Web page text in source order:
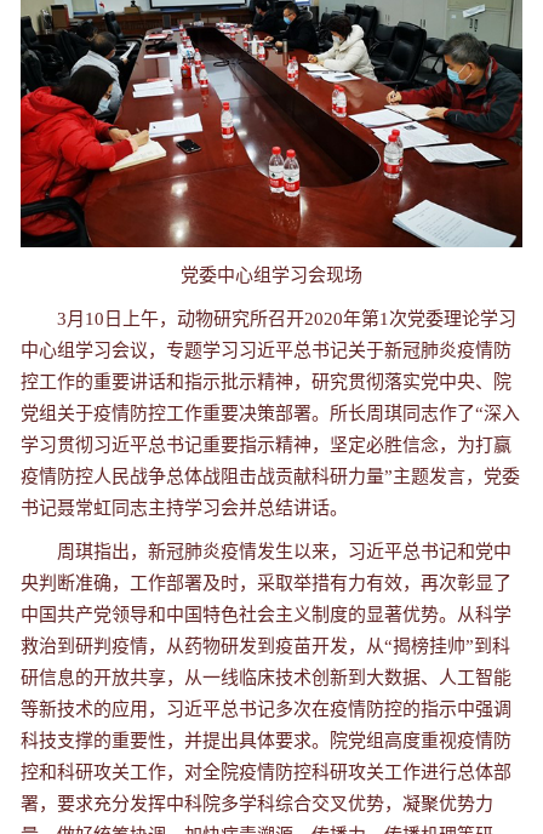
党委中心组学习会现场
3月10日上午，动物研究所召开2020年第1次党委理论学习
中心组学习会议，专题学习习近平总书记关于新冠肺炎疫情防
控工作的重要讲话和指示批示精神，研究贯彻落实党中央、院
党组关于疫情防控工作重要决策部署。所长周琪同志作了“深入
学习贯彻习近平总书记重要指示精神，坚定必胜信念，为打赢
疫情防控人民战争总体战阻击战贡献科研力量”主题发言，党委
书记聂常虹同志主持学习会并总结讲话。
周琪指出，新冠肺炎疫情发生以来，习近平总书记和党中
央判断准确，工作部署及时，采取举措有力有效，再次彰显了
中国共产党领导和中国特色社会主义制度的显著优势。从科学
救治到研判疫情，从药物研发到疫苗开发，从“揭榜挂帅”到科
研信息的开放共享，从一线临床技术创新到大数据、人工智能
等新技术的应用，习近平总书记多次在疫情防控的指示中强调
科技支撑的重要性，并提出具体要求。院党组高度重视疫情防
控和科研攻关工作，对全院疫情防控科研攻关工作进行总体部
署，要求充分发挥中科院多学科综合交叉优势，凝聚优势力